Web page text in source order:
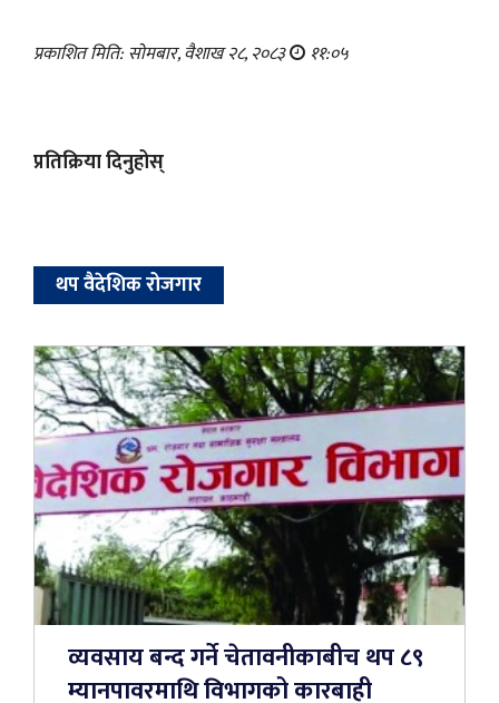
प्रकाशित मिति: सोमबार, वैशाख २८, २०८३ ११:०५
प्रतिक्रिया दिनुहोस्
थप वैदेशिक रोजगार
व्यवसाय बन्द गर्ने चेतावनीकाबीच थप ८९
म्यानपावरमाथि विभागको कारबाही